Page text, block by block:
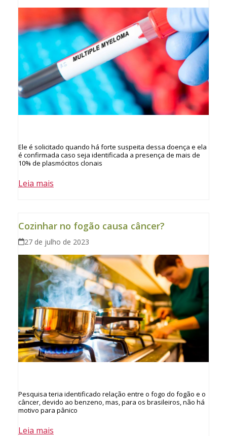
Ele é solicitado quando há forte suspeita dessa doença e ela
é confirmada caso seja identificada a presença de mais de
10% de plasmócitos clonais
Leia mais
Cozinhar no fogão causa câncer?
27 de julho de 2023
Pesquisa teria identificado relação entre o fogo do fogão e o
câncer, devido ao benzeno, mas, para os brasileiros, não há
motivo para pânico
Leia mais